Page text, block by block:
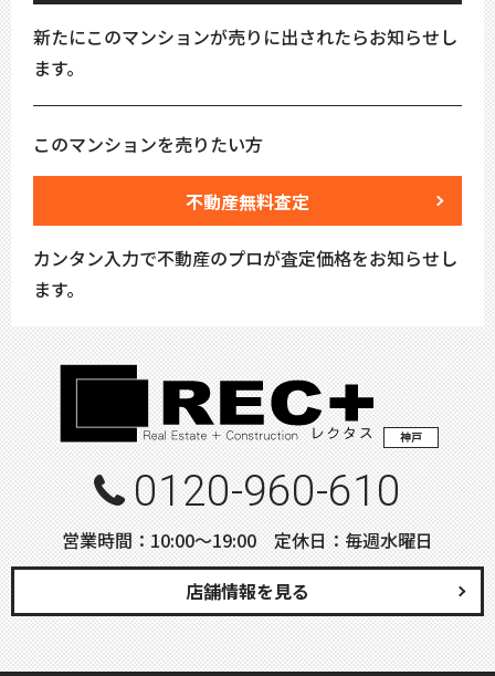
新たにこのマンションが売りに出されたらお知らせし
ます。
このマンションを売りたい方
不動産無料査定
カンタン入力で不動産のプロが査定価格をお知らせし
ます。
神戸
0120-960-610
営業時間：10:00〜19:00 定休日：毎週水曜日
店舗情報を見る